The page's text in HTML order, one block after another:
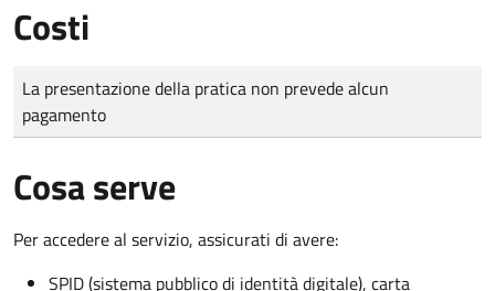
Costi
Tipo di pagamento
Importo
La presentazione della pratica non prevede alcun
pagamento
Cosa serve
Per accedere al servizio, assicurati di avere:
SPID (sistema pubblico di identità digitale), carta